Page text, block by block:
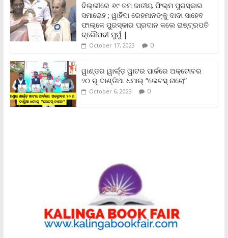
d
l
y
ଦିଲ୍ଲୀରେ ୬୯ ତମ ଜାତୀୟ ଫିଲ୍ମ ପୁରସ୍କାର
ସମାରୋହ ; ୱାହିଦା ରେହମାନଙ୍କୁ ଦାଦା ସାହେବ
ଫାଲ୍‌କେ ପୁରସ୍କାର ପ୍ରଦାନ କଲେ ରାଷ୍ଟ୍ରପତି
ଦ୍ରୌପଦୀ ମୁର୍ମୁ |
October 17, 2023 0
ୱାଣ୍ଡର ୱାର୍ଲ୍‌ଡ଼ ୱାଟର ପାର୍କରେ ଅକ୍ଟୋବର
୨୦ ରୁ ଦାଣ୍ଡିଆ ଧମାଲ୍ “ଲେଟସ୍ ନାଚୋ”
October 6, 2023 0